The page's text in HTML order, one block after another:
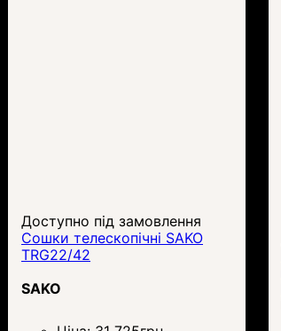
Доступно під замовлення
Сошки телескопічні SAKO
TRG22/42
SAKO